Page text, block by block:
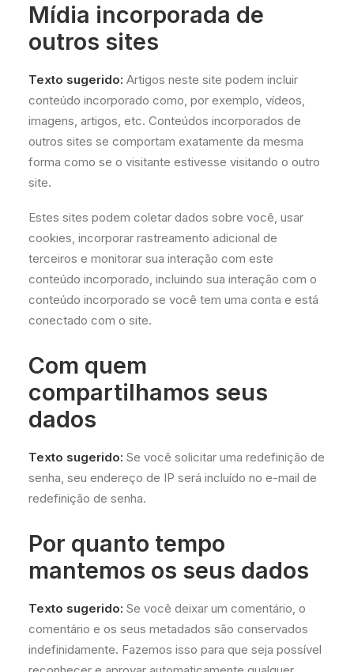
Mídia incorporada de
outros sites
Texto sugerido: Artigos neste site podem incluir
conteúdo incorporado como, por exemplo, vídeos,
imagens, artigos, etc. Conteúdos incorporados de
outros sites se comportam exatamente da mesma
forma como se o visitante estivesse visitando o outro
site.
Estes sites podem coletar dados sobre você, usar
cookies, incorporar rastreamento adicional de
terceiros e monitorar sua interação com este
conteúdo incorporado, incluindo sua interação com o
conteúdo incorporado se você tem uma conta e está
conectado com o site.
Com quem
compartilhamos seus
dados
Texto sugerido: Se você solicitar uma redefinição de
senha, seu endereço de IP será incluído no e-mail de
redefinição de senha.
Por quanto tempo
mantemos os seus dados
Texto sugerido: Se você deixar um comentário, o
comentário e os seus metadados são conservados
indefinidamente. Fazemos isso para que seja possível